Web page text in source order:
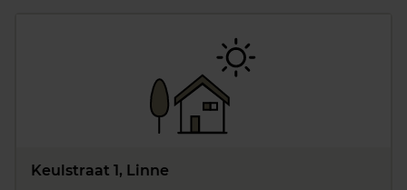
Keulstraat 1, Linne